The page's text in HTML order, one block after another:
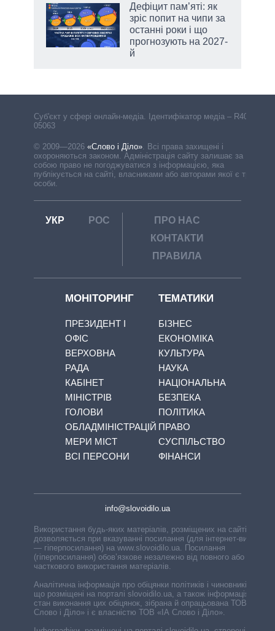
Дефіцит пам’яті: як
зріс попит на чипи за
останні роки і що
прогнозують на 2027-
й
Cуб'єкт у сфері онлайн-медіа. Ідентифікатор медіа – R40-
05063
© 2009—2026 «Слово і Діло». Всі права захищені і
охороняються законом. Адміністрація сайту залишає за
собою право не погоджуватися з інформацією, яка
публікується на сайті, власниками або авторами якої є треті
особи.
УКР РОС
ПРО НАС
КОНТАКТИ
ПРАВИЛА
МОНІТОРИНГ
ПРЕЗИДЕНТ І
ОФІС
ВЕРХОВНА
РАДА
КАБІНЕТ
МІНІСТРІВ
ГОЛОВИ
ОБЛАДМІНІСТРАЦІЙ
МЕРИ МІСТ
ВСІ ПЕРСОНИ
ТЕМАТИКИ
БІЗНЕС
ЕКОНОМІКА
КУЛЬТУРА
НАУКА
НАЦІОНАЛЬНА
БЕЗПЕКА
ПОЛІТИКА
ПРАВО
СУСПІЛЬСТВО
ФІНАНСИ
info@slovoidilo.ua
Використання будь-яких матеріалів, розміщених на сайті,
дозволяється при вказуванні посилання (для інтернет-видань
— гіперпосилання) на www.slovoidilo.ua. Посилання
(гіперпосилання) обов’язкове незалежно від повного або
часткового використання матеріалів.
Аналітична інформація про обіцянки політиків і чиновників,
що розміщені на порталі slovoidilo.ua, а також інформація про
стан виконання цих обіцянок, зібрана й опрацьована ТОВ «ІА
Слово і Діло» і є власністю ТОВ «ІА Слово і Діло».